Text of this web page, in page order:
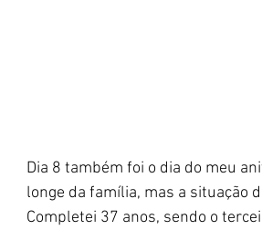
Dia 8 também foi o dia do meu
longe da família, mas a situação
Completei 37 anos, sendo o